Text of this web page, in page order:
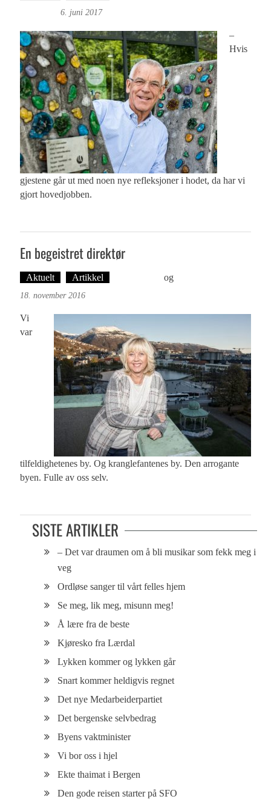
6. juni 2017
–
Hvis
gjestene går ut med noen nye refleksjoner i hodet, da har vi
gjort hovedjobben.
En begeistret direktør
Aktuelt Artikkel og
18. november 2016
Vi
var
tilfeldighetenes by. Og kranglefantenes by. Den arrogante
byen. Fulle av oss selv.
SISTE ARTIKLER
– Det var draumen om å bli musikar som fekk meg i
veg
Ordløse sanger til vårt felles hjem
Se meg, lik meg, misunn meg!
Å lære fra de beste
Kjøresko fra Lærdal
Lykken kommer og lykken går
Snart kommer heldigvis regnet
Det nye Medarbeiderpartiet
Det bergenske selvbedrag
Byens vaktminister
Vi bor oss i hjel
Ekte thaimat i Bergen
Den gode reisen starter på SFO